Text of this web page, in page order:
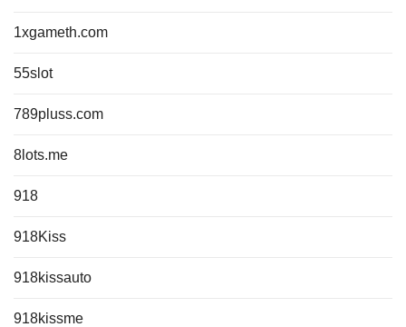
1xgameth.com
55slot
789pluss.com
8lots.me
918
918Kiss
918kissauto
918kissme